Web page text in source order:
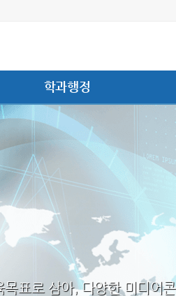
학과행정
목표로 삼아, 다양한 미디어